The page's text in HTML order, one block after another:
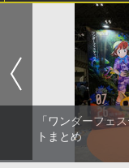
「ワンダーフェ
トまとめ